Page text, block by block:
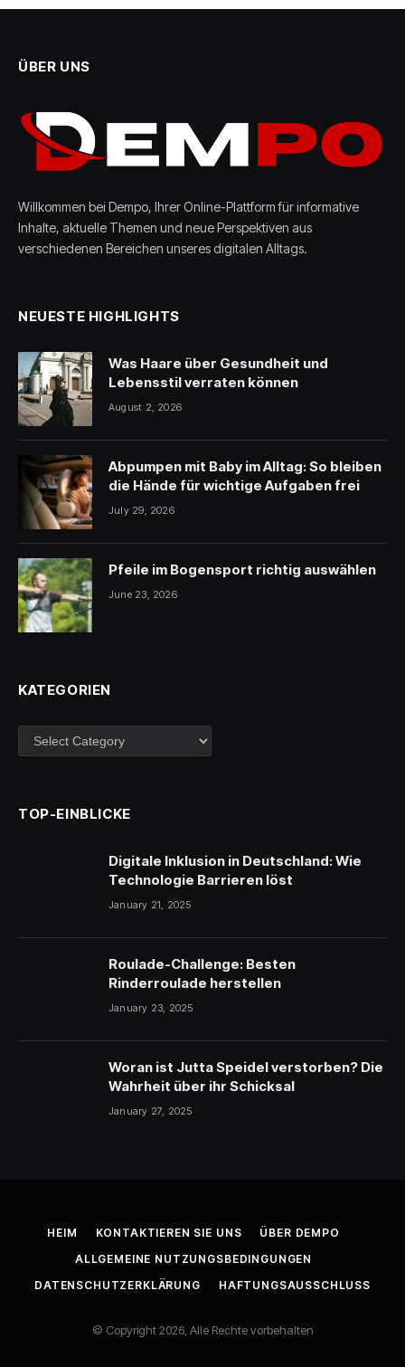
ÜBER UNS
Willkommen bei Dempo, Ihrer Online-Plattform für informative
Inhalte, aktuelle Themen und neue Perspektiven aus
verschiedenen Bereichen unseres digitalen Alltags.
NEUESTE HIGHLIGHTS
Was Haare über Gesundheit und
Lebensstil verraten können
August 2, 2026
Abpumpen mit Baby im Alltag: So bleiben
die Hände für wichtige Aufgaben frei
July 29, 2026
Pfeile im Bogensport richtig auswählen
June 23, 2026
KATEGORIEN
Kategorien
TOP-EINBLICKE
Digitale Inklusion in Deutschland: Wie
Technologie Barrieren löst
January 21, 2025
Roulade-Challenge: Besten
Rinderroulade herstellen
January 23, 2025
Woran ist Jutta Speidel verstorben? Die
Wahrheit über ihr Schicksal
January 27, 2025
HEIM KONTAKTIEREN SIE UNS
ÜBER DEMPO
ALLGEMEINE NUTZUNGSBEDINGUNGEN
DATENSCHUTZERKLÄRUNG
HAFTUNGSAUSSCHLUSS
© Copyright 2026, Alle Rechte vorbehalten